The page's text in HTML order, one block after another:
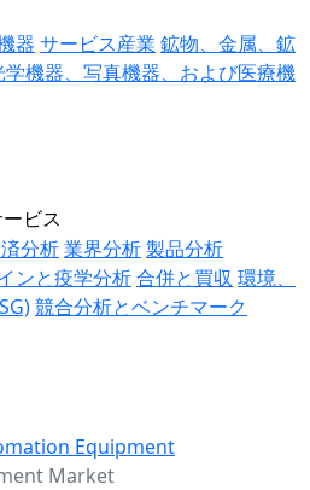
器 サービス産業 鉱物、金属、鉱
学機器、写真機器、および医療機
ビス
分析業界分析製品分析
ンと疫学分析合併と買収 環境、
競合分析とベンチマーク
Equipment
Market